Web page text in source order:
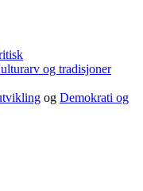
og tradisjoner
og Demokrati og